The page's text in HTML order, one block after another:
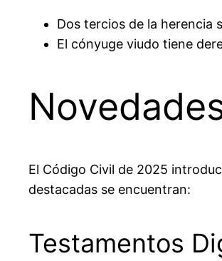
Dos tercios de la herencia
El cónyuge viudo tiene
El Código Civil de 2025
destacadas se encuentran:
Testamentos